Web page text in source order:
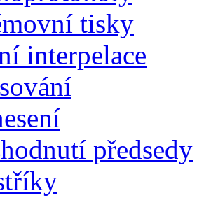
tisky
interpelace
předsedy